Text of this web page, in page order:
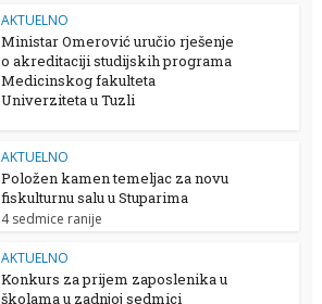
AKTUELNO
Ministar Omerović uručio rješenje
o akreditaciji studijskih programa
Medicinskog fakulteta
Univerziteta u Tuzli
AKTUELNO
Položen kamen temeljac za novu
fiskulturnu salu u Stuparima
4 sedmice ranije
AKTUELNO
Konkurs za prijem zaposlenika u
školama u zadnjoj sedmici